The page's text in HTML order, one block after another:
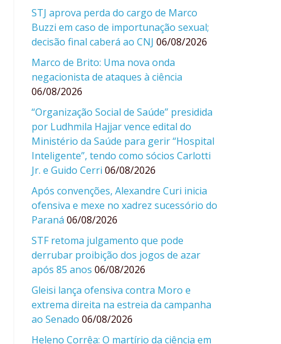
STJ aprova perda do cargo de Marco
Buzzi em caso de importunação sexual;
decisão final caberá ao CNJ 06/08/2026
Marco de Brito: Uma nova onda
negacionista de ataques à ciência
06/08/2026
“Organização Social de Saúde” presidida
por Ludhmila Hajjar vence edital do
Ministério da Saúde para gerir “Hospital
Inteligente”, tendo como sócios Carlotti
Jr. e Guido Cerri 06/08/2026
Após convenções, Alexandre Curi inicia
ofensiva e mexe no xadrez sucessório do
Paraná 06/08/2026
STF retoma julgamento que pode
derrubar proibição dos jogos de azar
após 85 anos 06/08/2026
Gleisi lança ofensiva contra Moro e
extrema direita na estreia da campanha
ao Senado 06/08/2026
Heleno Corrêa: O martírio da ciência em